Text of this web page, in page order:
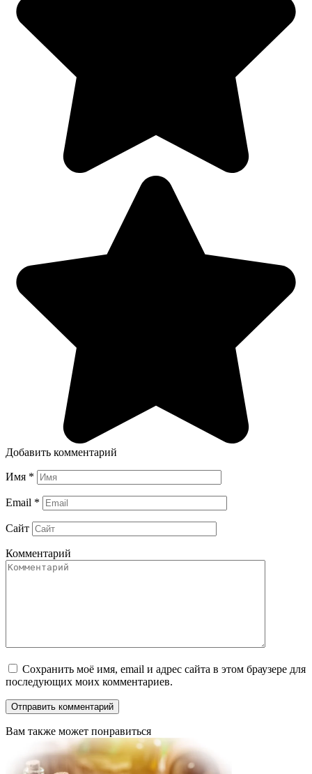
Добавить комментарий
Имя *
Email *
Сайт
Комментарий
Сохранить моё имя, email и адрес сайта в этом браузере для
последующих моих комментариев.
Вам также может понравиться